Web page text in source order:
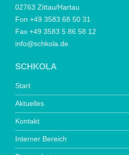
02763 Zittau/Hartau
Fon +49 3583 68 50 31
Fax +49 3583 5 86 58 12
info@schkola.de
SCHKOLA
Start
Aktuelles
Kontakt
Interner Bereich